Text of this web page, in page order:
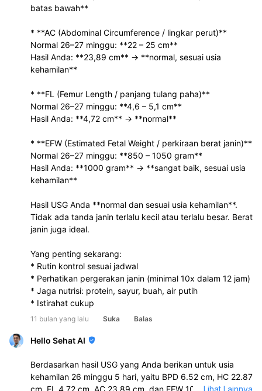
batas bawah**
* **AC (Abdominal Circumference / lingkar perut)**
Normal 26–27 minggu: **22 – 25 cm**
Hasil Anda: **23,89 cm** → **normal, sesuai usia
kehamilan**
* **FL (Femur Length / panjang tulang paha)**
Normal 26–27 minggu: **4,6 – 5,1 cm**
Hasil Anda: **4,72 cm** → **normal**
* **EFW (Estimated Fetal Weight / perkiraan berat janin)**
Normal 26–27 minggu: **850 – 1050 gram**
Hasil Anda: **1000 gram** → **sangat baik, sesuai usia
kehamilan**
Hasil USG Anda **normal dan sesuai usia kehamilan**.
Tidak ada tanda janin terlalu kecil atau terlalu besar. Berat
janin juga ideal.
Yang penting sekarang:
* Rutin kontrol sesuai jadwal
* Perhatikan pergerakan janin (minimal 10x dalam 12 jam)
* Jaga nutrisi: protein, sayur, buah, air putih
* Istirahat cukup
11 bulan yang lalu Suka Balas
Hello Sehat AI
Berdasarkan hasil USG yang Anda berikan untuk usia
kehamilan 26 minggu 5 hari, yaitu BPD 6.52 cm, HC 22.87
cm, FL 4.72 cm, AC 23.89 cm, dan EFW 1000 gram,
... Lihat Lainnya